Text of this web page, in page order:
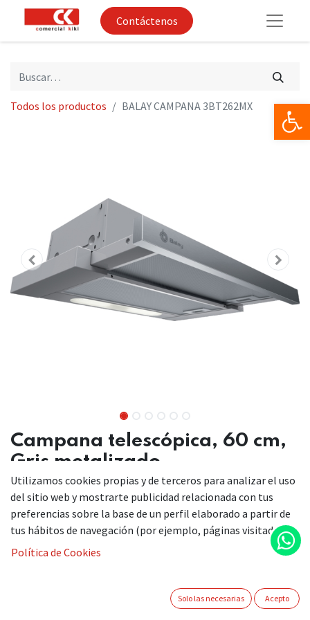
Contáctenos
Todos los productos BALAY CAMPANA 3BT262MX
Campana telescópica, 60 cm,
Gris metalizado
3BT262MB
Esta campana telescópica de diseño discreto queda
prácticamente oculta en el mueble de cocina.
Utilizamos cookies propias y de terceros para analizar el uso
del sitio web y mostrarte publicidad relacionada con tus
preferencias sobre la base de un perfil elaborado a partir de
tus hábitos de navegación (por ejemplo, páginas visitadas).
Política de Cookies
Solo las necesarias Acepto